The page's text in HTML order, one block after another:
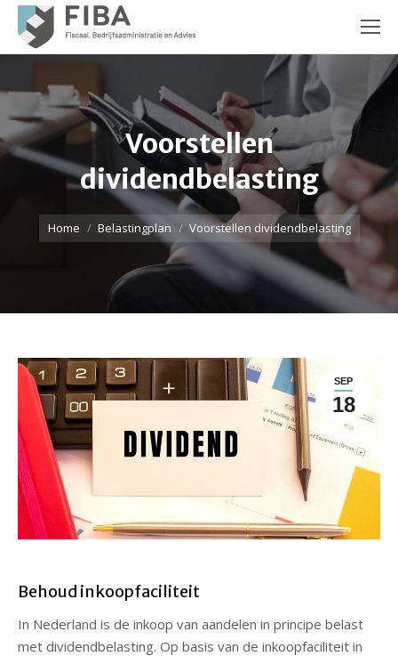
Voorstellen
dividendbelasting
Je bent hier:
Home Belastingplan Voorstellen dividendbelasting
SEP
18
Behoud inkoopfaciliteit
In Nederland is de inkoop van aandelen in principe belast
met dividendbelasting. Op basis van de inkoopfaciliteit in